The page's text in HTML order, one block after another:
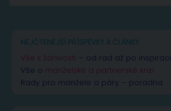
NEJČTENĚJŠÍ PŘÍSPĚVKY A ČLÁNKY
Vše k žárlivosti – od rad až po inspiraci
Vše o manželské a partnerské krizi
Rady pro manžele a páry – poradna